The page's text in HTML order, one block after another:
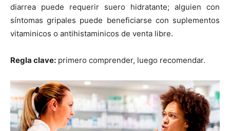
diarrea puede requerir suero hidratante; alguien con
síntomas gripales puede beneficiarse con suplementos
vitaminicos o antihistaminicos de venta libre.
Regla clave: primero comprender, luego recomendar.